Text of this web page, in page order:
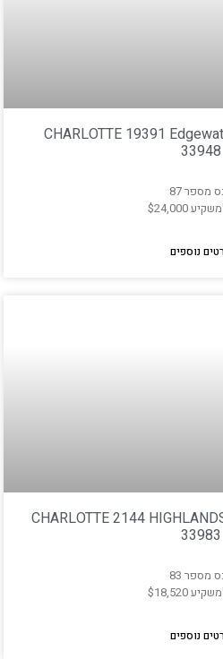
CHARLOTTE 19391
33948
מספר 87
$24,000
נוספים
CHARLOTTE 2144
33983
מספר 83
$18,520
נוספים